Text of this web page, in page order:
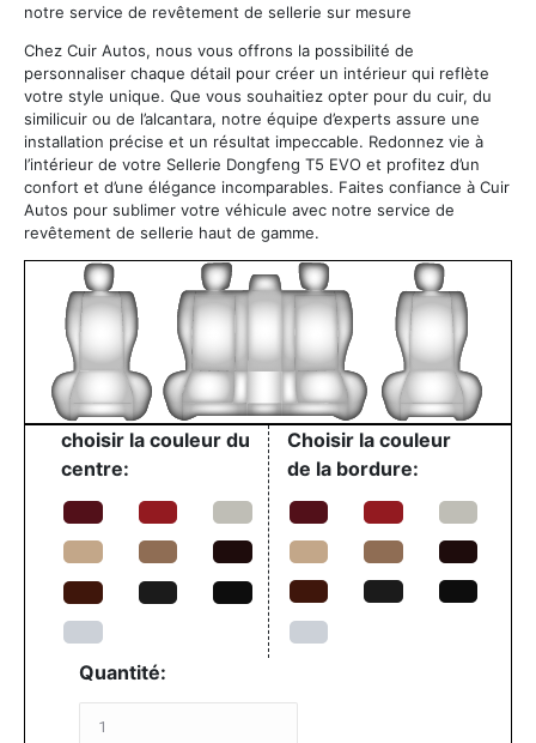
notre service de revêtement de sellerie sur mesure
Chez Cuir Autos, nous vous offrons la possibilité de
personnaliser chaque détail pour créer un intérieur qui reflète
votre style unique. Que vous souhaitiez opter pour du cuir, du
similicuir ou de l’alcantara, notre équipe d’experts assure une
installation précise et un résultat impeccable. Redonnez vie à
l’intérieur de votre Sellerie Dongfeng T5 EVO et profitez d’un
confort et d’une élégance incomparables. Faites confiance à Cuir
Autos pour sublimer votre véhicule avec notre service de
revêtement de sellerie haut de gamme.
choisir la couleur du
centre:
Choisir la couleur
de la bordure:
Quantité: